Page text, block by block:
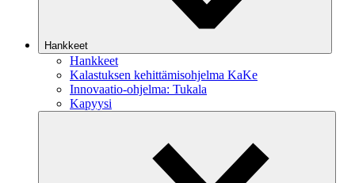
Hankkeet
Hankkeet
Kalastuksen kehittämisohjelma KaKe
Innovaatio-ohjelma: Tukala
Kapyysi